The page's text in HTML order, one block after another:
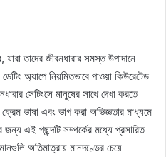
তাদের জীবনধারার সমস্ত উপাদানে
অ্যাপে নিয়মিতভাবে পাওয়া কিউরেটেড
সেটিংসে মানুষের সাথে দেখা করতে
ফ্রেম ভাষা এবং ভাগ করা অভিজ্ঞতার মাধ্যমে
জন্য এই পছন্দটি সম্পর্কের মধ্যে প্রসারিত
অতিমাত্রায় মানদণ্ডের চেয়ে